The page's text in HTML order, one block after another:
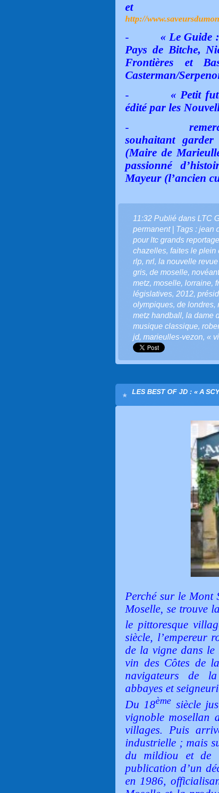
et
http://
-
« Le Guide
Pays de Bitche,
Frontières et
Casterman/
-
« Petit
édité par les
-
souhaitant
(Maire de
passionné
Mayeur (l’ancien
11:32 Publié dans LTC
permanent| Tags : jean
pour ltc grands
chazelles, faites le plein
rlp, nrl, la nouvelle
gris, de moselle, novéant
metz, moselle, lorraine,
législatives, 2012,
olympiques, de londres,
metz handball, la dame
musique classique,
jd, marieulles-vezon, «
LES BEST OF JD : « A
Perché sur le Mont
Moselle, se trouve
le pittoresque
siècle, l’empereur
de la vigne dans le
vin des Côtes de
navigateurs de
abbayes et
Du 18ème siècle
vignoble mosellan
villages. Puis
industrielle ; mais
du mildiou et de
publication d’un
en 1986,